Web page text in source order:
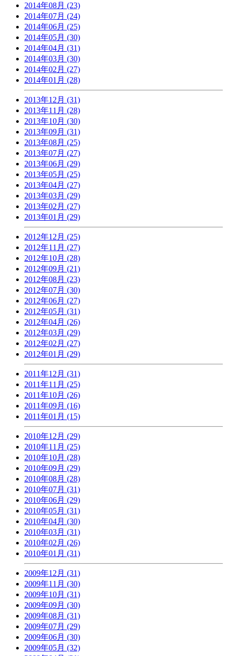
2014年08月 (23)
2014年07月 (24)
2014年06月 (25)
2014年05月 (30)
2014年04月 (31)
2014年03月 (30)
2014年02月 (27)
2014年01月 (28)
2013年12月 (31)
2013年11月 (28)
2013年10月 (30)
2013年09月 (31)
2013年08月 (25)
2013年07月 (27)
2013年06月 (29)
2013年05月 (25)
2013年04月 (27)
2013年03月 (29)
2013年02月 (27)
2013年01月 (29)
2012年12月 (25)
2012年11月 (27)
2012年10月 (28)
2012年09月 (21)
2012年08月 (23)
2012年07月 (30)
2012年06月 (27)
2012年05月 (31)
2012年04月 (26)
2012年03月 (29)
2012年02月 (27)
2012年01月 (29)
2011年12月 (31)
2011年11月 (25)
2011年10月 (26)
2011年09月 (16)
2011年01月 (15)
2010年12月 (29)
2010年11月 (25)
2010年10月 (28)
2010年09月 (29)
2010年08月 (28)
2010年07月 (31)
2010年06月 (29)
2010年05月 (31)
2010年04月 (30)
2010年03月 (31)
2010年02月 (26)
2010年01月 (31)
2009年12月 (31)
2009年11月 (30)
2009年10月 (31)
2009年09月 (30)
2009年08月 (31)
2009年07月 (29)
2009年06月 (30)
2009年05月 (32)